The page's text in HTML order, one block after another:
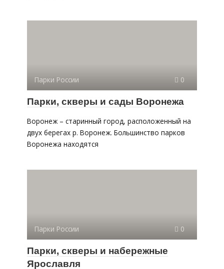
Парки России 0
Парки, скверы и сады Воронежа
Воронеж – старинный город, расположенный на
двух берегах р. Воронеж. Большинство парков
Воронежа находятся
Парки России 0
Парки, скверы и набережные
Ярославля